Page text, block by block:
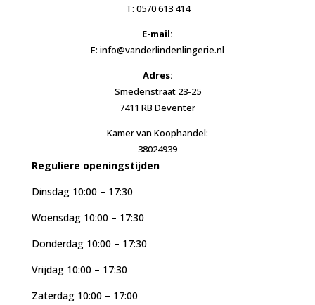
T: 0570 613 414
E-mail:
E: info@vanderlindenlingerie.nl
Adres:
Smedenstraat 23-25
7411 RB Deventer
Kamer van Koophandel:
38024939
Reguliere openingstijden
Dinsdag 10:00 – 17:30
Woensdag 10:00 – 17:30
Donderdag 10:00 – 17:30
Vrijdag 10:00 – 17:30
Zaterdag 10:00 – 17:00